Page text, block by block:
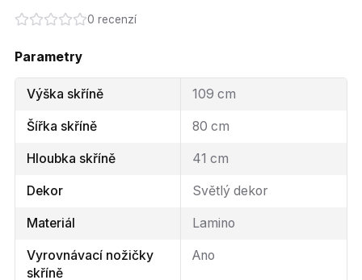
0 recenzí
Parametry
Výška skříně 109 cm
Šířka skříně 80 cm
Hloubka skříně 41 cm
Dekor Světlý dekor
Materiál Lamino
Vyrovnávací nožičky
skříně
Ano